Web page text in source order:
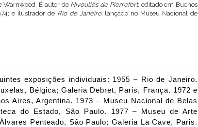
Warnwood. É autor de Nivouliès de Pierrefort, editado em Buenos
e ilustrador de Rio de Janeiro, lançado no Museu Nacional de
exposições individuais: 1955 – Rio de Janeiro.
Bélgica; Galeria Debret, Paris, França. 1972 e
Aires, Argentina. 1973 – Museu Nacional de Belas
do Estado, São Paulo. 1977 – Museu de Arte
Penteado, São Paulo; Galeria La Cave, Paris.